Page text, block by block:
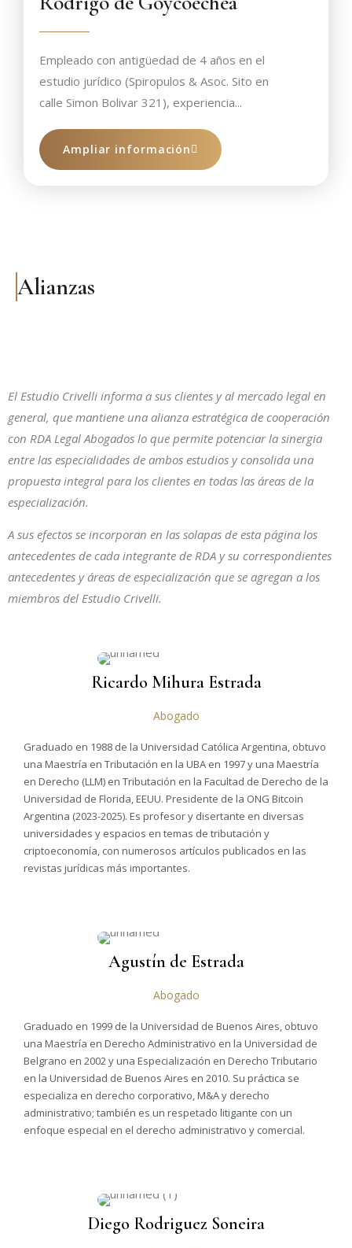
Empleado con antigüedad de 4 años en el
estudio jurídico (Spiropulos & Asoc. Sito en
calle Simon Bolivar 321), experiencia...
Ampliar información
Alianzas
El Estudio Crivelli informa a sus clientes y al mercado legal en
general, que mantiene una alianza estratégica de cooperación
con RDA Legal Abogados lo que permite potenciar la sinergia
entre las especialidades de ambos estudios y consolida una
propuesta integral para los clientes en todas las áreas de la
especialización.
A sus efectos se incorporan en las solapas de esta página los
antecedentes de cada integrante de RDA y su correspondientes
antecedentes y áreas de especialización que se agregan a los
miembros del Estudio Crivelli.
Ricardo Mihura Estrada
Abogado
Graduado en 1988 de la Universidad Católica Argentina, obtuvo
una Maestría en Tributación en la UBA en 1997 y una Maestría
en Derecho (LLM) en Tributación en la Facultad de Derecho de la
Universidad de Florida, EEUU. Presidente de la ONG Bitcoin
Argentina (2023-2025). Es profesor y disertante en diversas
universidades y espacios en temas de tributación y
criptoeconomía, con numerosos artículos publicados en las
revistas jurídicas más importantes.
Agustín de Estrada
Abogado
Graduado en 1999 de la Universidad de Buenos Aires, obtuvo
una Maestría en Derecho Administrativo en la Universidad de
Belgrano en 2002 y una Especialización en Derecho Tributario
en la Universidad de Buenos Aires en 2010. Su práctica se
especializa en derecho corporativo, M&A y derecho
administrativo; también es un respetado litigante con un
enfoque especial en el derecho administrativo y comercial.
Diego Rodriguez Soneira